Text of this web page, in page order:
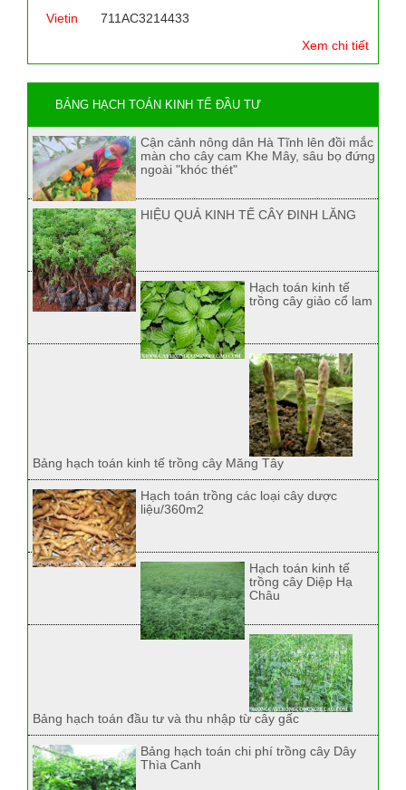
Vietin
711AC3214433
Xem chi tiết
BẢNG HẠCH TOÁN KINH TẾ ĐẦU TƯ
Cận cảnh nông dân Hà Tĩnh lên đồi mắc
màn cho cây cam Khe Mây, sâu bọ đứng
ngoài "khóc thét"
HIỆU QUẢ KINH TẾ CÂY ĐINH LĂNG
Hạch toán kinh tế
trồng cây giảo cổ lam
Bảng hạch toán kinh tế trồng cây Măng Tây
Hạch toán trồng các loại cây dược
liệu/360m2
Hạch toán kinh tế
trồng cây Diệp Hạ
Châu
Bảng hạch toán đầu tư và thu nhập từ cây gấc
Bảng hạch toán chi phí trồng cây Dây
Thìa Canh